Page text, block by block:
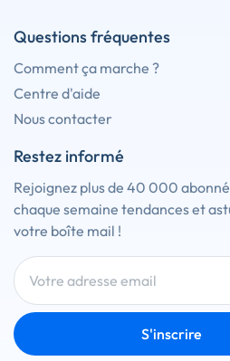
Questions fréquentes
Comment ça marche ?
Centre d'aide
Nous contacter
Restez informé
Rejoignez plus de 40 000
chaque semaine tendances et
votre boîte mail !
S'inscrire